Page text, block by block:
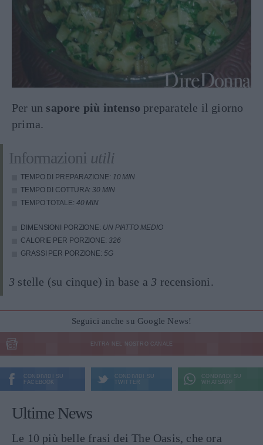
Per un sapore più intenso preparatele il giorno
prima.
Informazioni utili
TEMPO DI PREPARAZIONE: 10 MIN
TEMPO DI COTTURA:30 MIN
TEMPO TOTALE: 40 MIN
DIMENSIONI PORZIONE: UN PIATTO MEDIO
CALORIE PER PORZIONE: 326
GRASSI PER PORZIONE: 5G
3 stelle (su cinque) in base a3 recensioni.
Seguici anche su Google News!
ENTRA NEL NOSTRO CANALE
CONDIVIDI SU
FACEBOOK
CONDIVIDI SU
TWITTER
CONDIVIDI SU
WHATSAPP
Ultime News
Le 10 più belle frasi dei The Oasis, che ora